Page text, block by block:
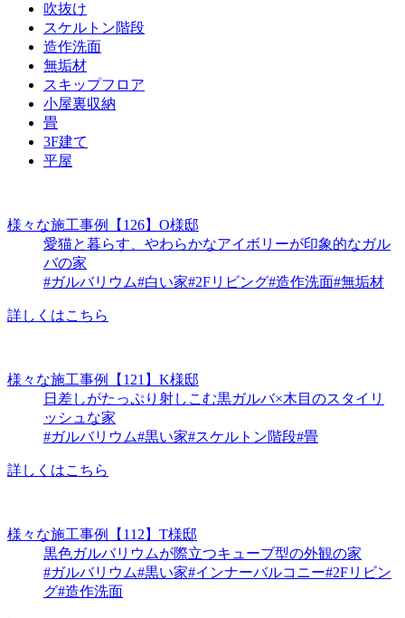
吹抜け
スケルトン階段
造作洗面
無垢材
スキップフロア
小屋裏収納
畳
3F建て
平屋
様々な施工事例
【126】O様邸
愛猫と暮らす、やわらかなアイボリーが印象的なガル
バの家
#ガルバリウム#白い家#2Fリビング#造作洗面#無垢材
詳しくはこちら
様々な施工事例
【121】K様邸
日差しがたっぷり射しこむ黒ガルバ×木目のスタイリ
ッシュな家
#ガルバリウム#黒い家#スケルトン階段#畳
詳しくはこちら
様々な施工事例
【112】T様邸
黒色ガルバリウムが際立つキューブ型の外観の家
#ガルバリウム#黒い家#インナーバルコニー#2Fリビン
グ#造作洗面